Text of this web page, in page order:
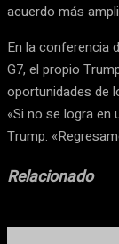
acuerdo más
En la conferencia
G7, el propio
oportunidades de
«Si no se logra en
Trump.
Relacionado